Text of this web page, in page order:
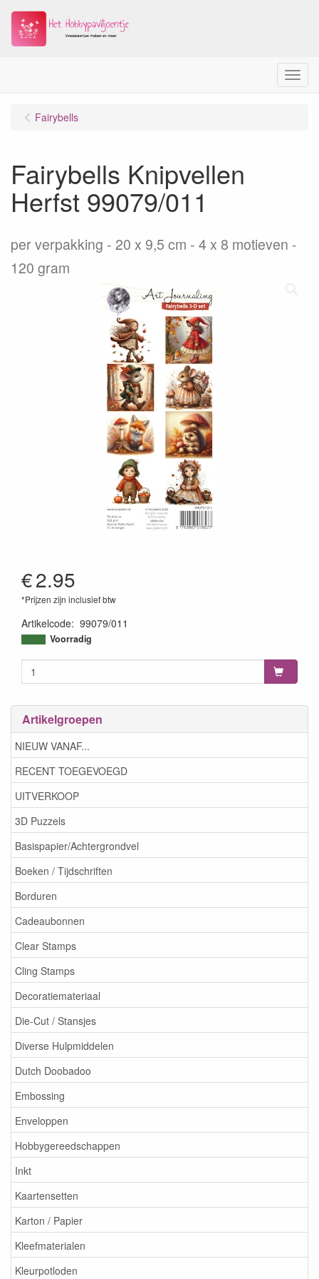
Menu
Artikelgroepen
NIEUW VANAF...
RECENT TOEGEVOEGD
UITVERKOOP
3D Puzzels
Basispapier/Achtergrondvel
Boeken / Tijdschriften
Borduren
Cadeaubonnen
Clear Stamps
Cling Stamps
Decoratiemateriaal
Die-Cut / Stansjes
Diverse Hulpmiddelen
Dutch Doobadoo
Embossing
Enveloppen
Hobbygereedschappen
Inkt
Kaartensetten
Karton / Papier
Kleefmaterialen
Kleurpotloden
Fairybells
Fairybells Knipvellen
Herfst 99079/011
per verpakking
20 x 9,5 cm - 4 x 8 motieven -
120 gram
€2.95
*Prijzen zijn inclusief btw
Artikelcode: 99079/011
8712987078577
Voorradig